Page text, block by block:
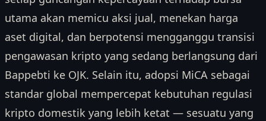
utama akan memicu aksi jual, menekan harga
aset digital, dan berpotensi mengganggu transisi
pengawasan kripto yang sedang berlangsung dari
Bappebti ke OJK. Selain itu, adopsi MiCA sebagai
standar global mempercepat kebutuhan regulasi
kripto domestik yang lebih ketat — sesuatu yang